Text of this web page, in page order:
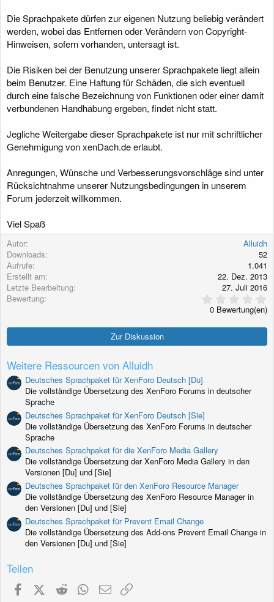
Die Sprachpakete dürfen zur eigenen Nutzung beliebig verändert
werden, wobei das Entfernen oder Verändern von Copyright-
Hinweisen, sofern vorhanden, untersagt ist.
Die Risiken bei der Benutzung unserer Sprachpakete liegt allein
beim Benutzer. Eine Haftung für Schäden, die sich eventuell
durch eine falsche Bezeichnung von Funktionen oder einer damit
verbundenen Handhabung ergeben, findet nicht statt.
Jegliche Weitergabe dieser Sprachpakete ist nur mit schriftlicher
Genehmigung von xenDach.de erlaubt.
Anregungen, Wünsche und Verbesserungsvorschläge sind unter
Rücksichtnahme unserer Nutzungsbedingungen in unserem
Forum jederzeit willkommen.
Viel Spaß
Autor
Alluidh
Downloads
52
Aufrufe
1.041
Erstellt am
22. Dez. 2013
Letzte Bearbeitung
27. Juli 2016
Bewertung
,
0
t
0 Bewertung(en)
Zur Diskussion
Weitere Ressourcen von Alluidh
Deutsches Sprachpaket für XenForo Deutsch [Du]
Die vollständige Übersetzung des XenForo Forums in deutscher
Sprache
Deutsches Sprachpaket für XenForo Deutsch [Sie]
Die vollständige Übersetzung des XenForo Forums in deutscher
Sprache
Deutsches Sprachpaket für die XenForo Media Gallery
Die vollständige Übersetzung der XenForo Media Gallery in den
Versionen [Du] und [Sie]
Deutsches Sprachpaket für den XenForo Resource Manager
Die vollständige Übersetzung des XenForo Resource Manager in
den Versionen [Du] und [Sie]
Deutsches Sprachpaket für Prevent Email Change
Die vollständige Übersetzung des Add-ons Prevent Email Change in
den Versionen [Du] und [Sie]
Teilen
FacebookX (Twitter)
Reddit WhatsApp
E-Mail